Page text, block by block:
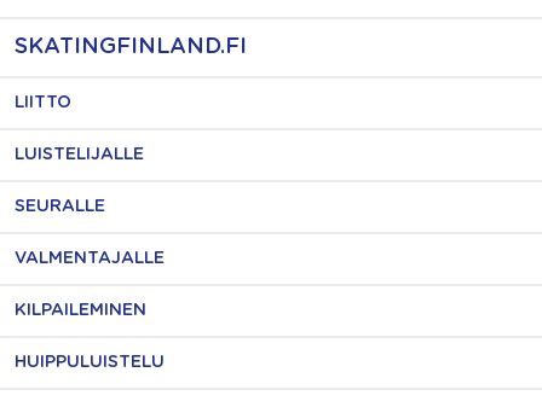
SKATINGFINLAND.FI
LIITTO
LUISTELIJALLE
SEURALLE
VALMENTAJALLE
KILPAILEMINEN
HUIPPULUISTELU